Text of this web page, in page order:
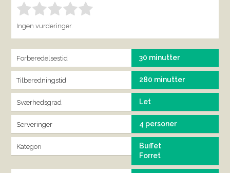
Bedøm denne vare: 1.00
Ingen vurderinger.
Forberedelsestid 30 minutter
Tilberedningstid 280 minutter
Sværhedsgrad Let
Serveringer 4 personer
Kategori
Buffet
Forret